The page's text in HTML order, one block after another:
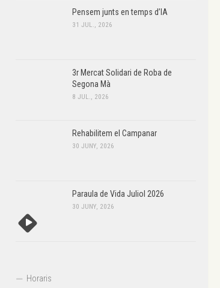
Pensem junts en temps d’IA
31 JUL., 2026
3r Mercat Solidari de Roba de
Segona Mà
8 JUL., 2026
Rehabilitem el Campanar
30 JUNY, 2026
Paraula de Vida Juliol 2026
30 JUNY, 2026
Horaris